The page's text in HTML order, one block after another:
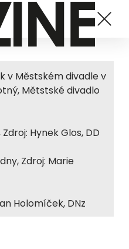
v Městském divadle v
Mětstské divadlo
Hynek Glos, DD
Zdroj: Marie
Holomíček, DNz